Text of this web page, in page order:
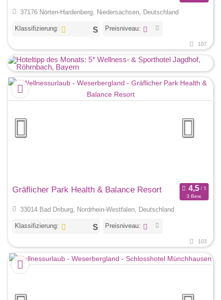
37176 Nörten-Hardenberg, Niedersachsen, Deutschland
Klassifizierung: Preisniveau:
107
Gräflicher Park Health & Balance Resort
3 Bew.
33014 Bad Driburg, Nordrhein-Westfalen, Deutschland
Klassifizierung: Preisniveau:
103